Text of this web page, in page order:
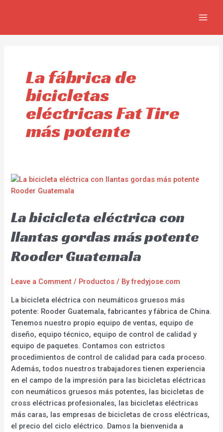
La fábrica de
bicicletas
eléctricas Fat Tire
más potente
La bicicleta eléctrica con
llantas gordas más potente
Rooder Guatemala
Leave a Comment / Productos / Byfredyjose.com
La bicicleta eléctrica con neumáticos gruesos más
potente: Rooder Guatemala, fabricantes y fábrica de China.
Tenemos nuestro propio equipo de ventas, equipo de
diseño, equipo técnico, equipo de control de calidad y
equipo de paquetes. Contamos con estrictos
procedimientos de control de calidad para cada proceso.
Además, todos nuestros trabajadores tienen experiencia
en el campo de la impresión para las bicicletas eléctricas
con neumáticos gruesos más potentes, las bicicletas de
cross eléctricas profesionales, las bicicletas eléctricas
más caras, las empresas de bicicletas de cross eléctricas,
el precio del ciclo eléctrico. Damos la bienvenida a